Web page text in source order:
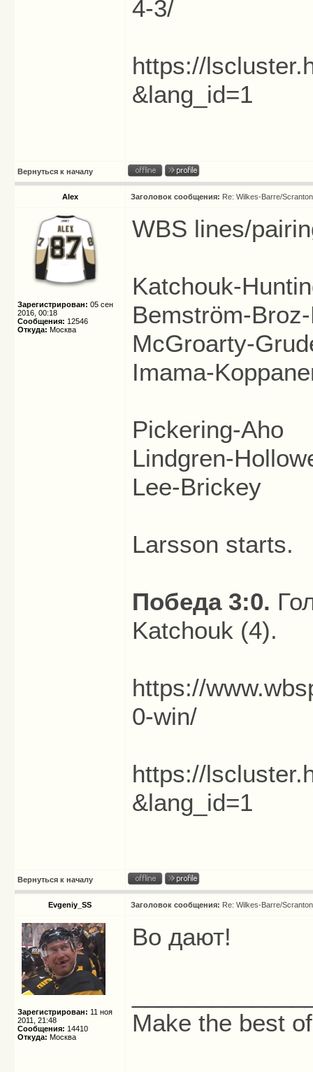
4-3/
https://
&lang_id=1
Вернуться к началу
Alex Заголовок сообщения: Re: Wilkes-Barre/
Зарегистрирован: 05 сен
2016, 00:18
Сообщения: 12546
Откуда: Москва
WBS lines/
Katchouk-
Bemström-
McGroarty-
Imama-
Pickering-Aho
Lindgren-
Lee-Brickey
Larsson starts.
Победа 3:0.
Katchouk (4).
https://
0-win/
https://
&lang_id=1
Вернуться к началу
Evgeniy_SS Заголовок сообщения: Re: Wilkes-Barre/
Зарегистрирован: 11 ноя
2011, 21:48
Сообщения: 14410
Откуда: Москва
Во дают!
Make the best